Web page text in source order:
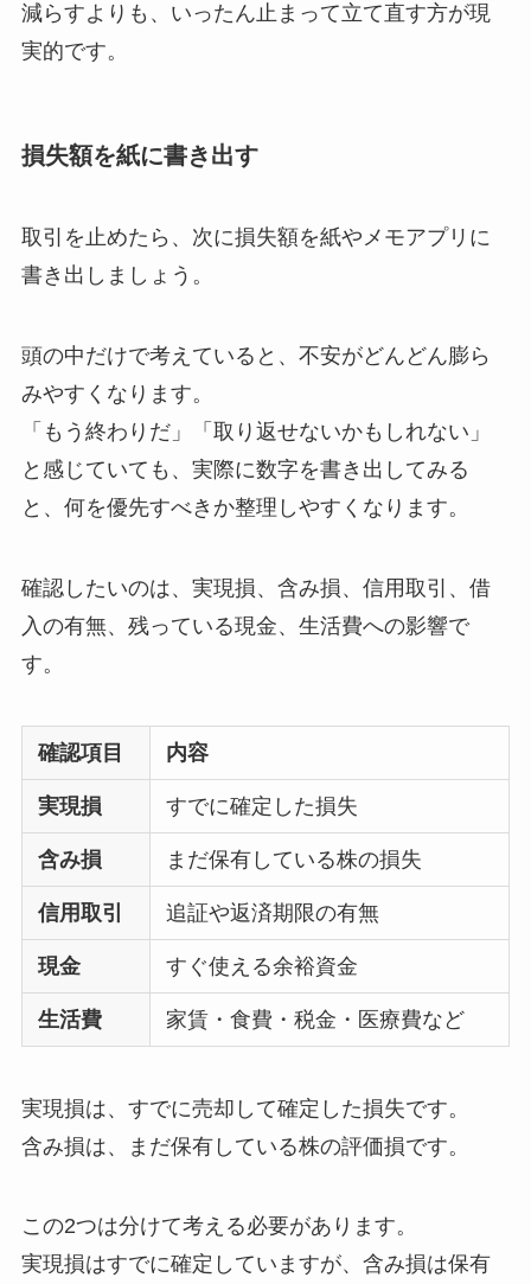
減らすよりも、いったん止まって立て直す方が現
実的です。
損失額を紙に書き出す
取引を止めたら、次に損失額を紙やメモアプリに
書き出しましょう。
頭の中だけで考えていると、不安がどんどん膨ら
みやすくなります。
「もう終わりだ」「取り返せないかもしれない」
と感じていても、実際に数字を書き出してみる
と、何を優先すべきか整理しやすくなります。
確認したいのは、実現損、含み損、信用取引、借
入の有無、残っている現金、生活費への影響で
す。
確認項目 内容
実現損 すでに確定した損失
含み損 まだ保有している株の損失
信用取引 追証や返済期限の有無
現金 すぐ使える余裕資金
生活費 家賃・食費・税金・医療費など
実現損は、すでに売却して確定した損失です。
含み損は、まだ保有している株の評価損です。
この2つは分けて考える必要があります。
実現損はすでに確定していますが、含み損は保有